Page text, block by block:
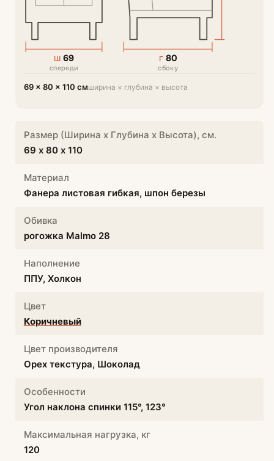
Ш69 Г80
спереди сбоку
69 × 80 × 110 смширина × глубина × высота
Размер (Ширина х Глубина х Высота), см.
69 х 80 х 110
Материал
Фанера листовая гибкая, шпон березы
Обивка
рогожка Malmo 28
Наполнение
ППУ, Холкон
Цвет
Коричневый
Цвет производителя
Орех текстура, Шоколад
Особенности
Угол наклона спинки 115°, 123°
Максимальная нагрузка, кг
120